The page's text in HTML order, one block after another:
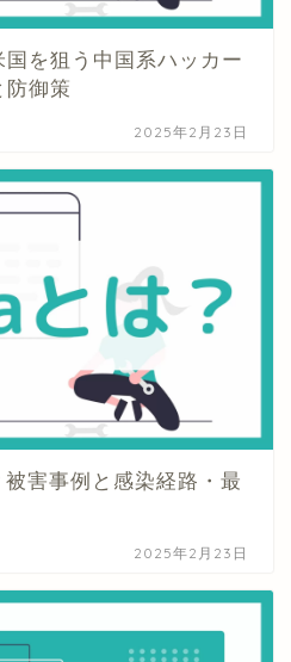
を狙う中国系ハッカー
防御策
2025年2月23日
害事例と感染経路・最
2025年2月23日